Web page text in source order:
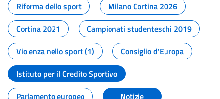
Riforma dello sport
Milano Cortina 2026
Cortina 2021
Campionati studenteschi 2019
Violenza nello sport (1)
Consiglio d'Europa
Istituto per il Credito Sportivo
Parlamento europeo
Notizie